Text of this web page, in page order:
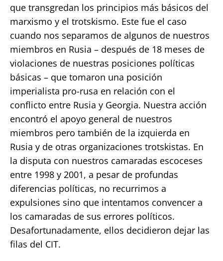
que transgredan los principios más básicos del
marxismo y el trotskismo. Este fue el caso
cuando nos separamos de algunos de nuestros
miembros en Rusia – después de 18 meses de
violaciones de nuestras posiciones políticas
básicas – que tomaron una posición
imperialista pro-rusa en relación con el
conflicto entre Rusia y Georgia. Nuestra acción
encontró el apoyo general de nuestros
miembros pero también de la izquierda en
Rusia y de otras organizaciones trotskistas. En
la disputa con nuestros camaradas escoceses
entre 1998 y 2001, a pesar de profundas
diferencias políticas, no recurrimos a
expulsiones sino que intentamos convencer a
los camaradas de sus errores políticos.
Desafortunadamente, ellos decidieron dejar las
filas del CIT.